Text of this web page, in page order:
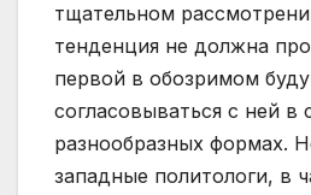
тщательном
тенденция не должна
первой в обозримом
согласовываться с ней в
разнообразных формах.
западные политологи, в